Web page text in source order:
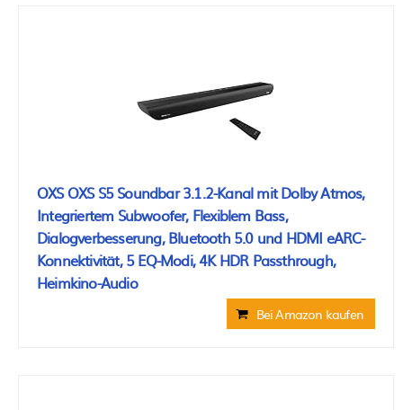
OXS OXS S5 Soundbar 3.1.2-Kanal mit Dolby Atmos,
Integriertem Subwoofer, Flexiblem Bass,
Dialogverbesserung, Bluetooth 5.0 und HDMI eARC-
Konnektivität, 5 EQ-Modi, 4K HDR Passthrough,
Heimkino-Audio
Bei Amazon kaufen